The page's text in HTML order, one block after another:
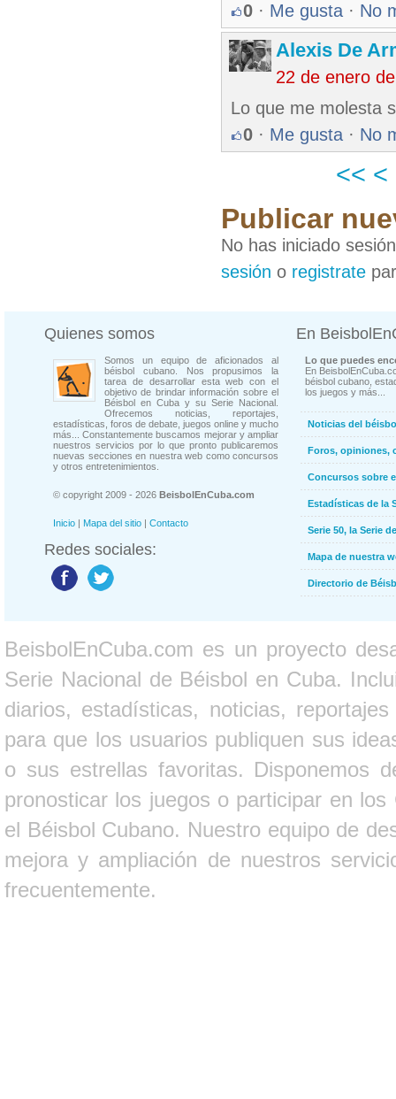
0 · Me gusta · No
Alexis De
22 de enero
Lo que me molesta
0 · Me gusta · No
<< <
Publicar
No has iniciado
sesión o registrate
Quienes somos
Somos un equipo de aficionados al
béisbol cubano. Nos propusimos la
tarea de desarrollar esta web con el
objetivo de brindar información sobre el
Béisbol en Cuba y su Serie Nacional.
Ofrecemos noticias, reportajes,
estadísticas, foros de debate, juegos online y mucho
más... Constantemente buscamos mejorar y ampliar
nuestros servicios por lo que pronto publicaremos
nuevas secciones en nuestra web como concursos
y otros entretenimientos.
© copyright 2009 - 2026 BeisbolEnCuba.com
Inicio | Mapa del sitio | Contacto
Redes sociales:
En
Lo que puedes
En
béisbol cubano,
los juegos y más...
Noticias del
Foros, opiniones,
Concursos sobre
Estadísticas de la
Serie 50, la Serie
Mapa de nuestra
Directorio de
BeisbolEnCuba.com es un proyecto
Serie Nacional de Béisbol en Cuba.
diarios, estadísticas, noticias,
para que los usuarios publiquen sus
o sus estrellas favoritas. Disponemos
pronosticar los juegos o participar en
el Béisbol Cubano. Nuestro equipo de
mejora y ampliación de nuestros
frecuentemente.